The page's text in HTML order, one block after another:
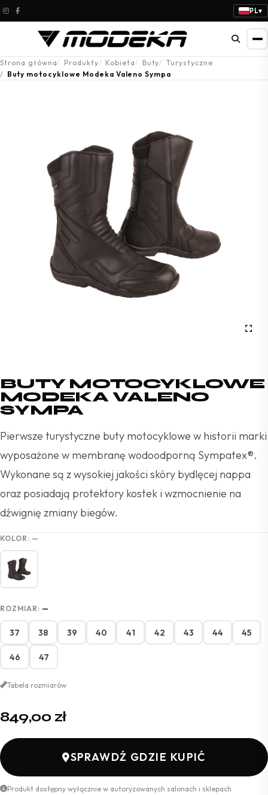
PL▾
Strona główna Produkty Kobieta Buty
Turystyczne
Buty motocyklowe Modeka Valeno Sympa
BUTY MOTOCYKLOWE
MODEKA VALENO
SYMPA
Pierwsze turystyczne buty motocyklowe w historii marki
wyposażone w membranę wodoodporną Sympatex®.
Wykonane są z wysokiej jakości skóry bydlęcej nappa
oraz posiadają protektory kostek i wzmocnienie na
dźwignię zmiany biegów.
KOLOR: —
ROZMIAR: —
37 38 39 40 41 42 43 44 45
46 47
Tabela rozmiarów
849,00 zł
SPRAWDŹ GDZIE KUPIĆ
Produkt dostępny wyłącznie w autoryzowanych salonach i sklepach